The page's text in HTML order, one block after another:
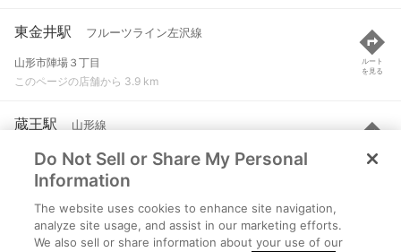
東金井駅 フルーツライン左沢線
山形市陣場３丁目
このページの店舗から 3.9 km
ルート
を見る
蔵王駅 山形線
山形市大字松原
このページの店舗から 4.2 km
ルート
を見る
羽前千歳駅
山形市長町２丁目
Do Not Sell or Share My Personal
Information
The website uses cookies to enhance site navigation,
analyze site usage, and assist in our marketing efforts.
We also sell or share information about your use of our